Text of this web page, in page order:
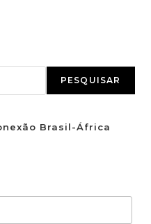
PESQUISAR
Brasil-África